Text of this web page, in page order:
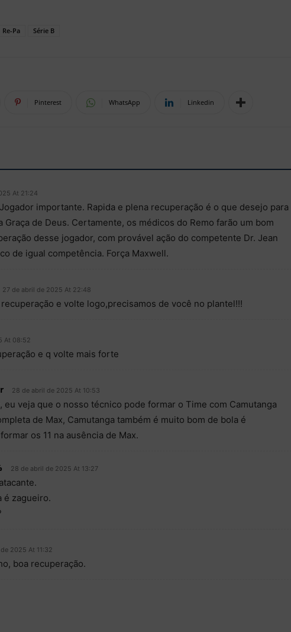
Re-Pa Série B
Pinterest WhatsApp Linkedin
At 21:24
importante. Rapida e plena recuperação é o que desejo para
Graça de Deus. Certamente, os médicos do Remo farão um bom
desse jogador, com provável ação do competente Dr. Jean
de igual competência. Força Maxwell.
27 de abril de 2025 At 22:48
recuperação e volte logo,precisamos de você no plantel!!!
At 08:52
e q volte mais forte
28 de abril de 2025 At 10:53
eu veja que o nosso técnico pode formar o Time com Camutanga
de Max, Camutanga também é muito bom de bola é
os 11 na ausência de Max.
28 de abril de 2025 At 13:27
é zagueiro.
2025 At 11:32
boa recuperação.